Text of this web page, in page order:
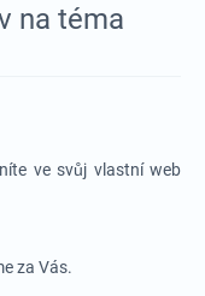
na téma
ve svůj vlastní web
za Vás.